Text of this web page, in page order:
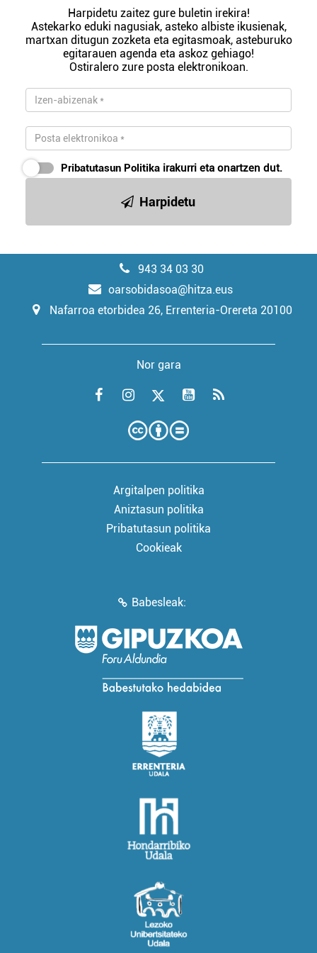
Harpidetu zaitez gure buletin irekira!
Astekarko eduki nagusiak, asteko albiste ikusienak,
martxan ditugun zozketa eta egitasmoak, asteburuko
egitarauen agenda eta askoz gehiago!
Ostiralero zure posta elektronikoan.
Pribatutasun Politika irakurri eta onartzen dut.
Harpidetu
943 34 03 30
oarsobidasoa@hitza.eus
Nafarroa etorbidea 26, Errenteria-Orereta 20100
Nor gara
Argitalpen politika
Aniztasun politika
Pribatutasun politika
Cookieak
Babesleak: